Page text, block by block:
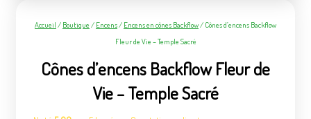
Accueil / Boutique / Encens/ Encens en cônes Backflow/ Cônes d’encens Backflow
Fleur de Vie – Temple Sacré
Cônes d’encens Backflow Fleur de
Vie – Temple Sacré